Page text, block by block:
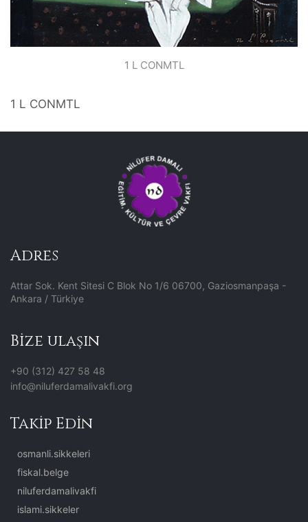
1 L CONMTL
1 L CONMTL
Adres
Attar Sok. Kent Sitesi C Blok No 1/6 06700, Gaziosmanpaşa -
Ankara / Türkiye
Bize ulaşın
+90 (312) 427 58 48
info@niluferdamalivakfi.org
Takip Edin
osmanli.sikkeleri
fiskal.belge
niluferdamalivakfi
islami.sikkeler